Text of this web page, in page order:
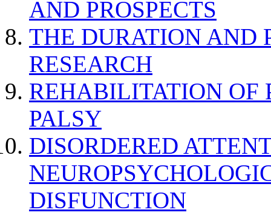
AND PROSPECTS
THE DURATION AND
RESEARCH
REHABILITATION OF
PALSY
DISORDERED
DISFUNCTION